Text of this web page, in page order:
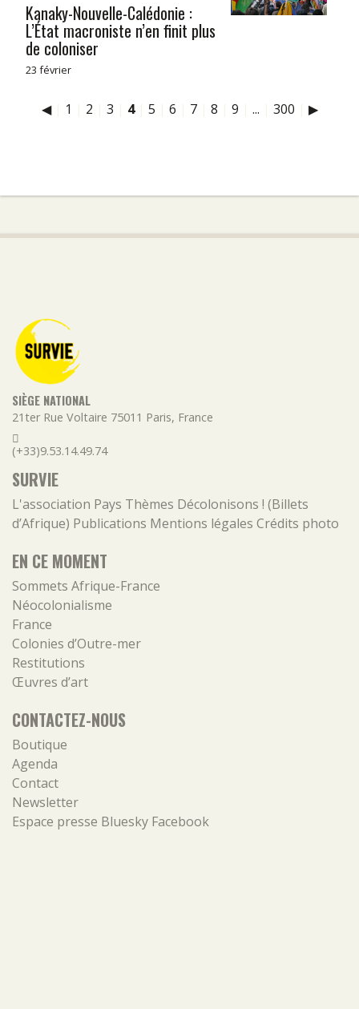
Kanaky-Nouvelle-Calédonie :
L’État macroniste n’en finit plus
de coloniser
23 février
◀| 1 2 3 4| 5 6 7| 8 9 ... 300 ▶
SIÈGE NATIONAL
21ter Rue Voltaire 75011 Paris, France
(+33)9.53.14.49.74
SURVIE
L'association Pays Thèmes Décolonisons ! (Billets
d’Afrique) Publications Mentions légales Crédits photo
EN CE MOMENT
Sommets Afrique-France
Néocolonialisme
France
Colonies d’Outre-mer
Restitutions
Œuvres d’art
CONTACTEZ-NOUS
Boutique
Agenda
Contact
Newsletter
Espace presse Bluesky Facebook